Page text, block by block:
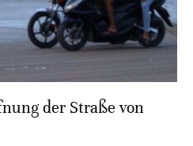
der Straße von